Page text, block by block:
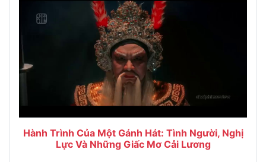
Hành Trình Của Một Gánh Hát: Tình Người, Nghị
Lực Và Những Giấc Mơ Cải Lương